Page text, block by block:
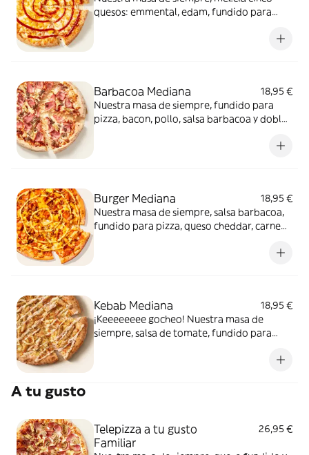
quesos: emmental, edam, fundido para
confitado y orégano. El festival de queso
Barbacoa Mediana
18,95 €
Nuestra masa de siempre, fundido para
pizza, bacon, pollo, salsa barbacoa y doble
Burger Mediana
18,95 €
Nuestra masa de siempre, salsa barbacoa,
fundido para pizza, queso cheddar, carne
Kebab Mediana
18,95 €
¡Keeeeeeee gocheo! Nuestra masa de
siempre, salsa de tomate, fundido para
A tu gusto
Telepizza a tu gusto
Familiar
26,95 €